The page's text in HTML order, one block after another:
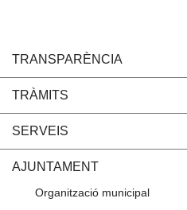
TRANSPARÈNCIA
TRÀMITS
SERVEIS
AJUNTAMENT
Organització municipal